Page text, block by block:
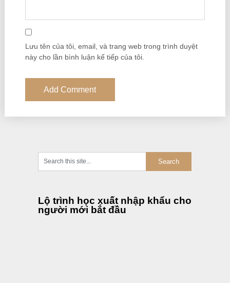
Lưu tên của tôi, email, và trang web trong trình duyệt
này cho lần bình luận kế tiếp của tôi.
Lộ trình học xuất nhập khẩu cho
người mới bắt đầu